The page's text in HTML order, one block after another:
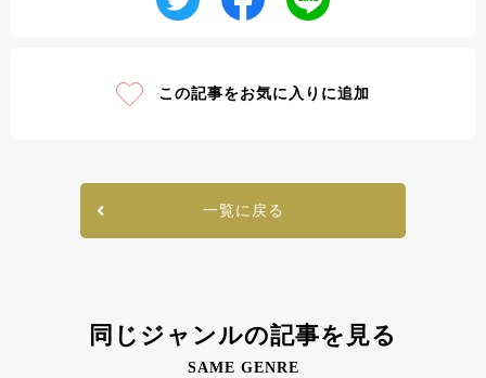
この記事をお気に入りに追加
一覧に戻る
同じジャンルの記事を見る
SAME GENRE